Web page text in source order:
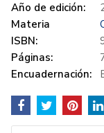
Año de edición:
Materia
ISBN:
Páginas:
Encuadernación: